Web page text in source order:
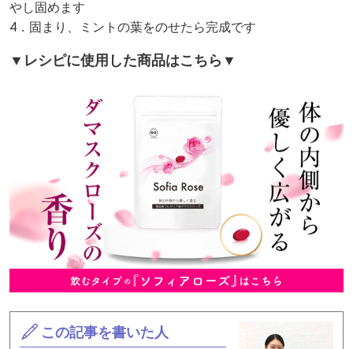
やし固めます
4．固まり、ミントの葉をのせたら完成です
▼レシピに使用した商品はこちら▼
この記事を書いた人